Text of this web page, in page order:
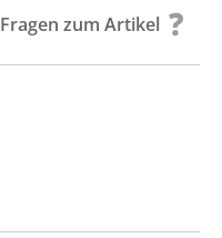
Fragen zum Artikel